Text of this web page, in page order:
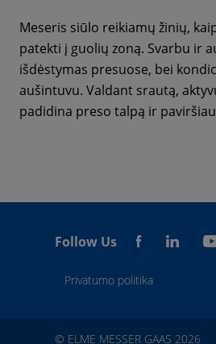
Meseris siūlo reikiamų žinių,
patekti į guolių zoną. Svarbu ir
išdėstymas presuose, bei
aušintuvu. Valdant srautą,
padidina preso talpą ir
Follow Us
Privatumo politika
© ELME MESSER GAAS 2026